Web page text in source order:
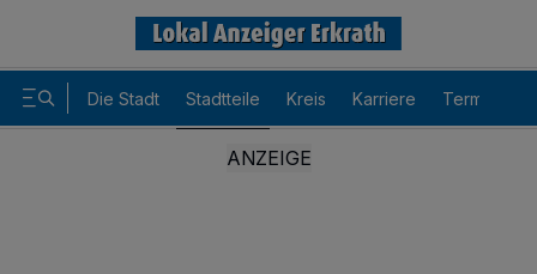
Die Stadt Stadtteile Kreis Karriere Termine